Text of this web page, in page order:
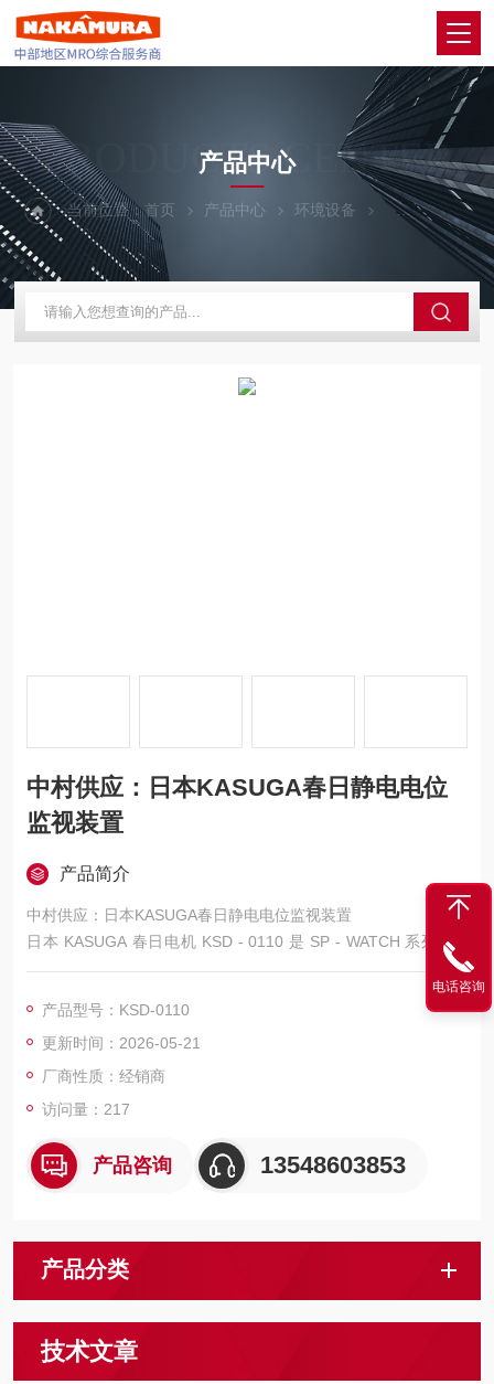
PRODUCTS CENTER
产品中心
当前位置：首页 产品中心 环境设备 KASUGA春日
中村供应：日本KASUGA春日静电电位
监视装置
产品简介
中村供应：日本KASUGA春日静电电位监视装置
日本 KASUGA 春日电机 KSD - 0110 是 SP - WATCH 系列的 2
通道静电电位监测控制器，核心用于工业多工位静电实时监控与
产品型号：KSD-0110
更新时间：2026-05-21
厂商性质：经销商
访问量：217
产品咨询 13548603853
产品分类
技术文章
电话咨询